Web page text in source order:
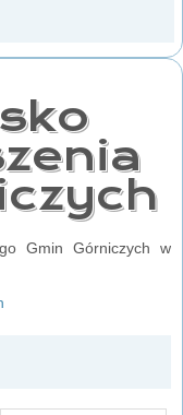
Gmin Górniczych w